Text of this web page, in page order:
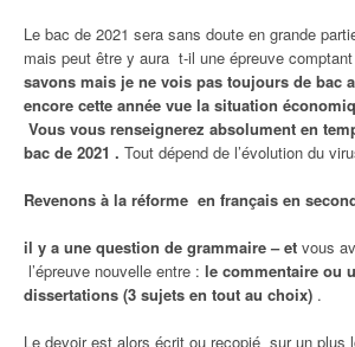
Le bac de 2021 sera sans doute en grande
mais peut être y aura t-il une épreuve
savons mais je ne vois pas toujours de bac
encore cette année vue la situation
Vous vous renseignerez absolument en
bac de 2021 . Tout dépend de l’évolution du
Revenons à la réforme en français en
il y a une question de grammaire – et vous
l’épreuve nouvelle entre : le commentaire ou
dissertations (3 sujets en tout au choix) .
Le devoir est alors écrit ou recopié sur un plus